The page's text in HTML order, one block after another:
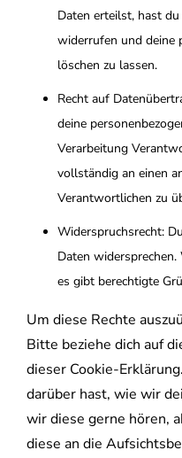
Daten erteilst, hast
widerrufen und deine
löschen zu lassen.
Recht auf
deine
Verarbeitung
vollständig an einen
Verantwortlichen zu
Widerspruchsrecht:
Daten
es gibt berechtigte
Um diese Rechte
Bitte beziehe dich auf
dieser Cookie-
darüber hast, wie wir
wir diese gerne hören,
diese an die